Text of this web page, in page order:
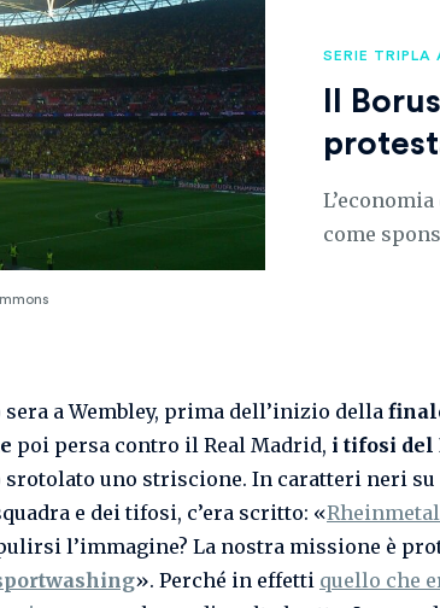
SERIE TRIPLA
Il
come
sera a Wembley, prima dell’inizio della
poi persa contro il Real Madrid, i tifosi del
srotolato uno striscione. In caratteri neri
e dei tifosi, c’era scritto: «
l’immagine? La nostra missione è
». Perché in effetti quello che